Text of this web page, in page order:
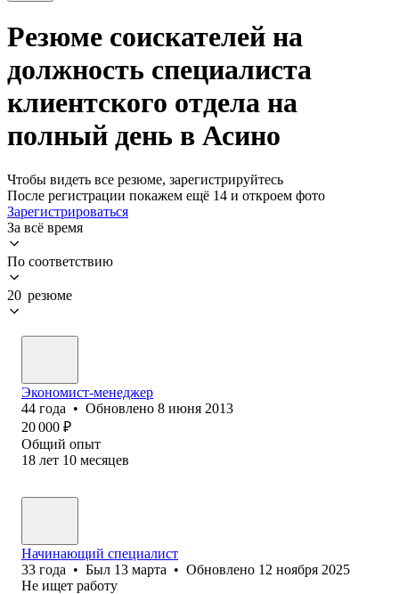
Резюме соискателей на
должность специалиста
клиентского отдела на
полный день в Асино
Чтобы видеть все резюме, зарегистрируйтесь
После регистрации покажем ещё 14 и откроем фото
Зарегистрироваться
За всё время
По соответствию
20 резюме
Экономист-менеджер
44 года • Обновлено 8 июня 2013
20 000 ₽
Общий опыт
18 лет 10 месяцев
Начинающий специалист
33 года • Был 13 марта • Обновлено 12 ноября 2025
Не ищет работу